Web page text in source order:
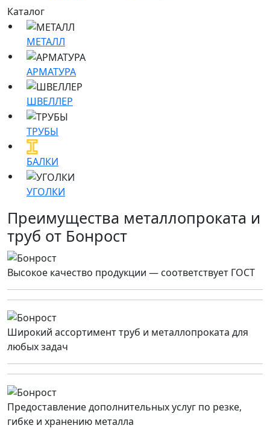
Каталог
МЕТАЛЛ
АРМАТУРА
ШВЕЛЛЕР
ТРУБЫ
БАЛКИ
УГОЛКИ
Преимущества металлопроката и
труб от Бонрост
Высокое качество продукции — соответствует ГОСТ
Широкий ассортимент труб и металлопроката для
любых задач
Предоставление дополнительных услуг по резке,
гибке и хранению металла